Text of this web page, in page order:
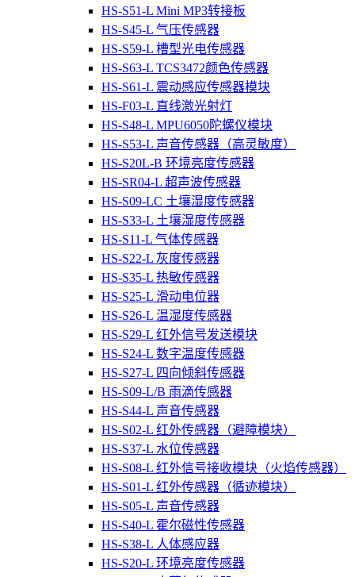
HS-S51-L Mini MP3转接板
HS-S45-L 气压传感器
HS-S59-L 槽型光电传感器
HS-S63-L TCS3472颜色传感器
HS-S61-L 震动感应传感器模块
HS-F03-L 直线激光射灯
HS-S48-L MPU6050陀螺仪模块
HS-S53-L 声音传感器（高灵敏度）
HS-S20L-B 环境亮度传感器
HS-SR04-L 超声波传感器
HS-S09-LC 土壤湿度传感器
HS-S33-L 土壤湿度传感器
HS-S11-L 气体传感器
HS-S22-L 灰度传感器
HS-S35-L 热敏传感器
HS-S25-L 滑动电位器
HS-S26-L 温湿度传感器
HS-S29-L 红外信号发送模块
HS-S24-L 数字温度传感器
HS-S27-L 四向倾斜传感器
HS-S09-L/B 雨滴传感器
HS-S44-L 声音传感器
HS-S02-L 红外传感器（避障模块）
HS-S37-L 水位传感器
HS-S08-L 红外信号接收模块（火焰传感器）
HS-S01-L 红外传感器（循迹模块）
HS-S05-L 声音传感器
HS-S40-L 霍尔磁性传感器
HS-S38-L 人体感应器
HS-S20-L 环境亮度传感器